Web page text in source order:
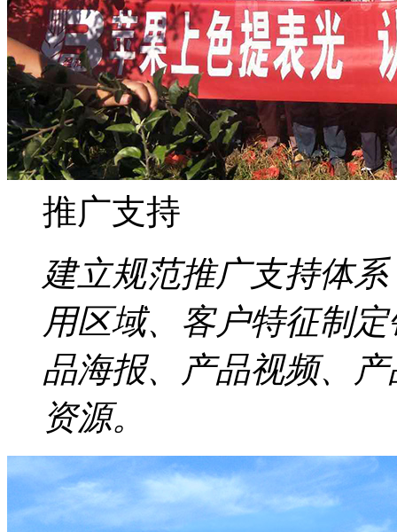
推广支持
建立规范推广支持体
用区域、客户特征制
品海报、产品视频、
资源。